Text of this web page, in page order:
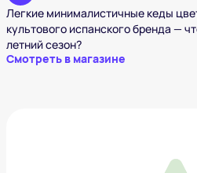
Легкие минималистичные кеды
культового испанского бренда —
летний сезон?
Смотреть в магазине